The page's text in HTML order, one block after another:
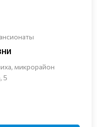
микрорайон
5